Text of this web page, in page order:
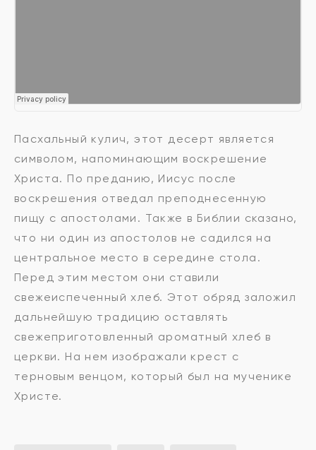
Пасхальный кулич, этот десерт является
символом, напоминающим воскрешение
Христа. По преданию, Иисус после
воскрешения отведал преподнесенную
пищу с апостолами. Также в Библии сказано,
что ни один из апостолов не садился на
центральное место в середине стола.
Перед этим местом они ставили
свежеиспеченный хлеб. Этот обряд заложил
дальнейшую традицию оставлять
свежеприготовленный ароматный хлеб в
церкви. На нем изображали крест с
терновым венцом, который был на мученике
Христе.